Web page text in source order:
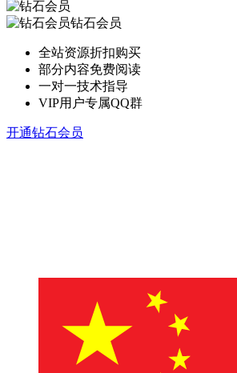
钻石会员
全站资源折扣购买
部分内容免费阅读
一对一技术指导
VIP用户专属QQ群
开通钻石会员